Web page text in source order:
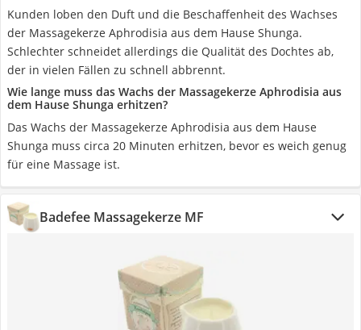
Kunden loben den Duft und die Beschaffenheit des Wachses
der Massagekerze Aphrodisia aus dem Hause Shunga.
Schlechter schneidet allerdings die Qualität des Dochtes ab,
der in vielen Fällen zu schnell abbrennt.
Wie lange muss das Wachs der Massagekerze Aphrodisia aus
dem Hause Shunga erhitzen?
Das Wachs der Massagekerze Aphrodisia aus dem Hause
Shunga muss circa 20 Minuten erhitzen, bevor es weich genug
für eine Massage ist.
Badefee Massagekerze MF